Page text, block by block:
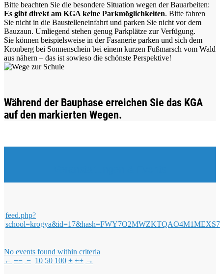
Bitte beachten Sie die besondere Situation wegen der Bauarbeiten:
Es gibt direkt am KGA keine Parkmöglichkeiten. Bitte fahren
Sie nicht in die Baustelleneinfahrt und parken Sie nicht vor dem
Bauzaun. Umliegend stehen genug Parkplätze zur Verfügung.
Sie können beispielsweise in der Fasanerie parken und sich dem
Kronberg bei Sonnenschein bei einem kurzen Fußmarsch vom Wald
aus nähern – das ist sowieso die schönste Perspektive!
Während der Bauphase erreichen Sie das KGA
auf den markierten Wegen.
feed.php?
No events found within criteria
← −− − 10 50 100 + ++ →